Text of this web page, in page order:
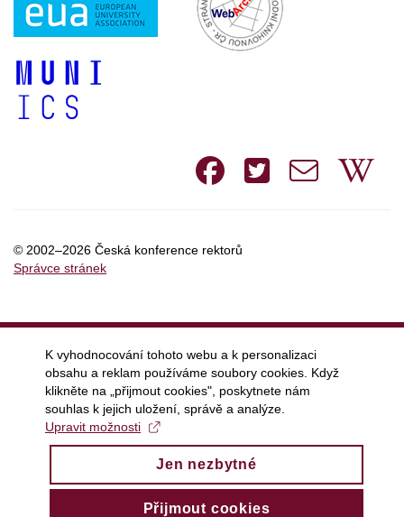
Facebook
e-
© 2002–2026 Česká konference rektorů
Správce stránek
K vyhodnocování tohoto webu a k personalizaci
obsahu a reklam používáme soubory cookies. Když
klikněte na „přijmout cookies", poskytnete nám
souhlas k jejich uložení, správě a analýze.
Upravit možnosti
Jen nezbytné
Přijmout cookies